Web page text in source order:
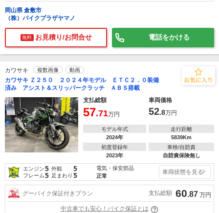
岡山県 倉敷市
（株）バイクプラザヤマノ
無料 お見積り/お問合せ 電話をかける
カワサキ 複数画像 動画
カワサキ Ｚ２５０ ２０２４年モデル ＥＴＣ２．０装備
済み アシスト＆スリッパークラッチ ＡＢＳ搭載
支払総額
車両価格
57.71万円 52.8万円
モデル年式
2024年
走行距離
5839Km
初度登録年
2023年
車検/自賠責
自賠責保険無し
エンジン5 外観 5
フレーム5 足まわり 5
電気・保安部品
正常
車両状態を見る
グーバイク保証付きプラン 支払総額 60.87 万円
中古車でも安心！バイク保証とは